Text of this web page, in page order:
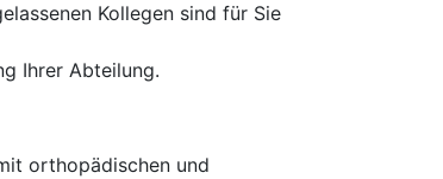
Kollegen sind für Sie
Ihrer Abteilung.
orthopädischen und